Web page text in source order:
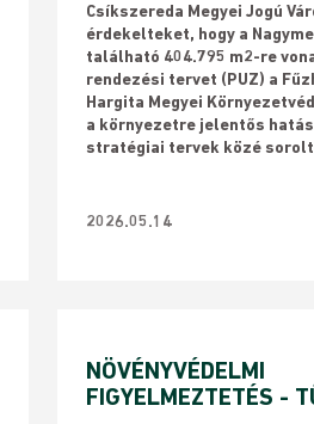
Csíkszereda Megyei Jogú
érdekelteket, hogy a
található 404.795 m2-re
rendezési tervet (PUZ) a
Hargita Megyei
a környezetre jelentős
stratégiai tervek közé
2026.05.14
NÖVÉNYVÉDELMI
FIGYELMEZTETÉS -